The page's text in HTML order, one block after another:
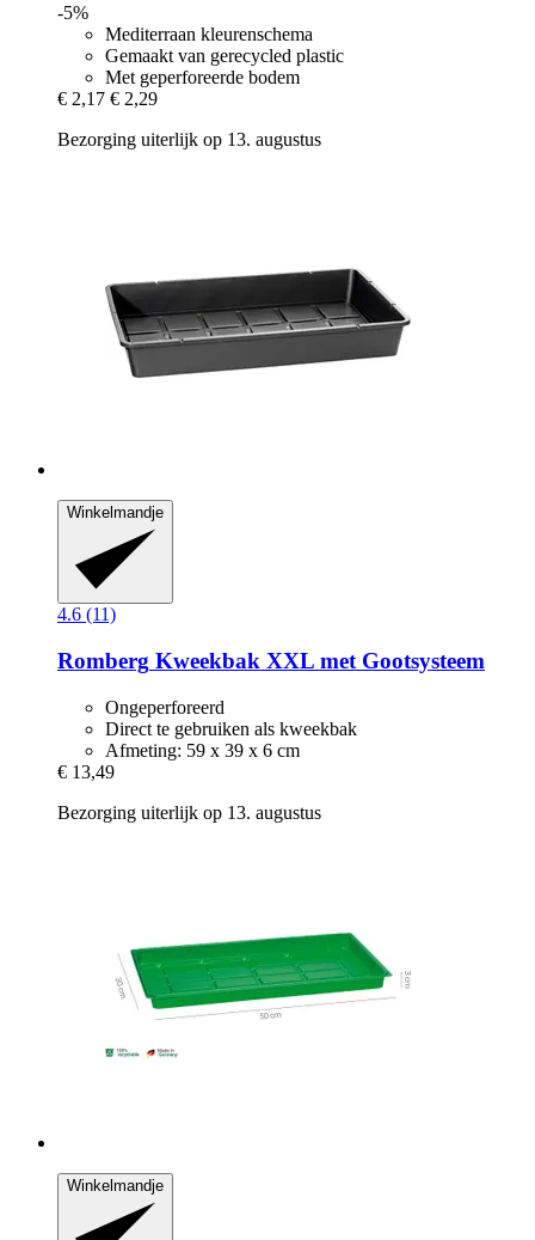
-5%
Mediterraan kleurenschema
Gemaakt van gerecycled plastic
Met geperforeerde bodem
€ 2,17 € 2,29
Bezorging uiterlijk op 13. augustus
Winkelmandje
4.6 (11)
Romberg Kweekbak XXL met Gootsysteem
Ongeperforeerd
Direct te gebruiken als kweekbak
Afmeting: 59 x 39 x 6 cm
€ 13,49
Bezorging uiterlijk op 13. augustus
Winkelmandje